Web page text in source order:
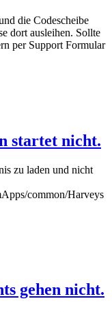
die Codescheibe
dort ausleihen. Sollte
per Support Formular
startet nicht.
zu laden und nicht
common/Harveys
gehen nicht.